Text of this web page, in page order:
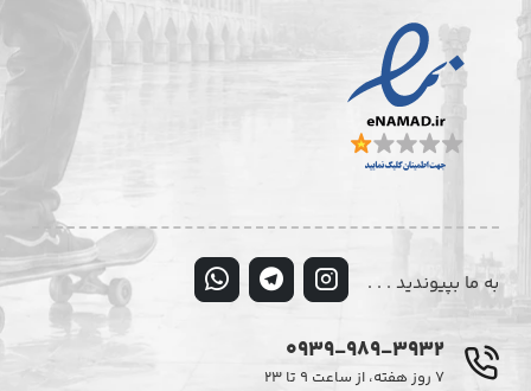
به ما بپیوندید . . .
0939-989-3932
۷ روز هفته، از ساعت ۹ تا ۲۳